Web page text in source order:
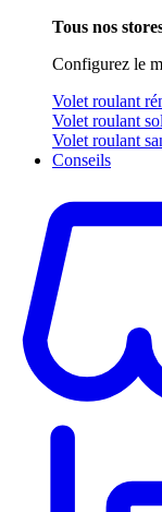
Tous nos
Configurez le
Volet roulant
Volet roulant
Volet roulant
Conseils